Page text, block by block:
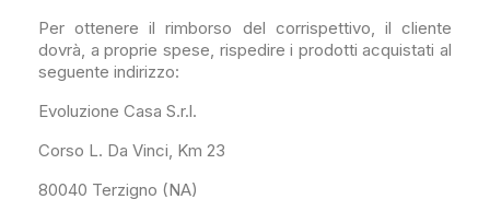
Per ottenere il rimborso del corrispettivo, il cliente
dovrà, a proprie spese, rispedire i prodotti acquistati al
seguente indirizzo:
Evoluzione Casa S.r.l.
Corso L. Da Vinci, Km 23
80040 Terzigno (NA)